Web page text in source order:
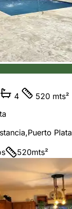
4
520 mts²
,Puerto Plata
520mts²